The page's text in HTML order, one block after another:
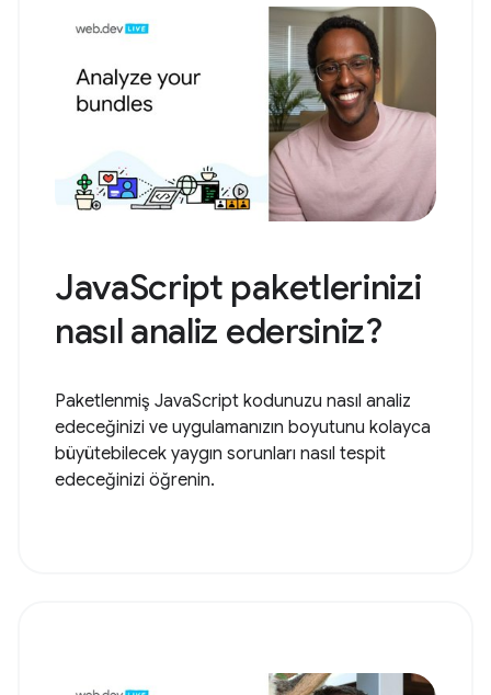
JavaScript paketlerinizi
nasıl analiz edersiniz?
Paketlenmiş JavaScript kodunuzu nasıl analiz
edeceğinizi ve uygulamanızın boyutunu kolayca
büyütebilecek yaygın sorunları nasıl tespit
edeceğinizi öğrenin.